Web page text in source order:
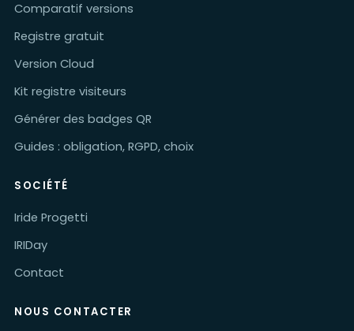
Comparatif versions
Registre gratuit
Version Cloud
Kit registre visiteurs
Générer des badges QR
Guides : obligation, RGPD, choix
SOCIÉTÉ
Iride Progetti
IRIDay
Contact
NOUS CONTACTER